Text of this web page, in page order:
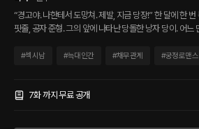
“경고야. 나한테서 도망쳐. 제발, 지금 당장!” 한 달에 한 번 늑대로 변하고 마는 저주받은
핏줄, 공자 준형. 그의 앞에 나타난 당돌한 낭자 당이. 어느 만월의 밤, 운명이 쳐놓은 덫
뜨거워지고 말았다. 도망치기엔 늦었다. 만나고 말았으니까. 사랑하고 말았으니까. 임금
#섹시남 #늑대인간 #채무관계 #궁정로맨스
7화 까지 무료 공개